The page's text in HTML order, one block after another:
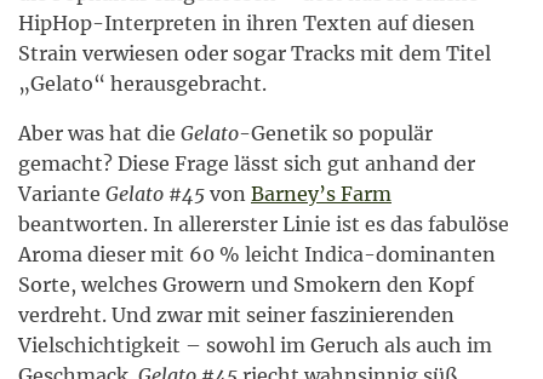
HipHop-Interpreten in ihren Texten auf diesen
Strain verwiesen oder sogar Tracks mit dem Titel
„Gelato“ herausgebracht.
Aber was hat die Gelato-Genetik so populär
gemacht? Diese Frage lässt sich gut anhand der
Variante Gelato #45 von Barney’s Farm
beantworten. In allererster Linie ist es das fabulöse
Aroma dieser mit 60 % leicht Indica-dominanten
Sorte, welches Growern und Smokern den Kopf
verdreht. Und zwar mit seiner faszinierenden
Vielschichtigkeit – sowohl im Geruch als auch im